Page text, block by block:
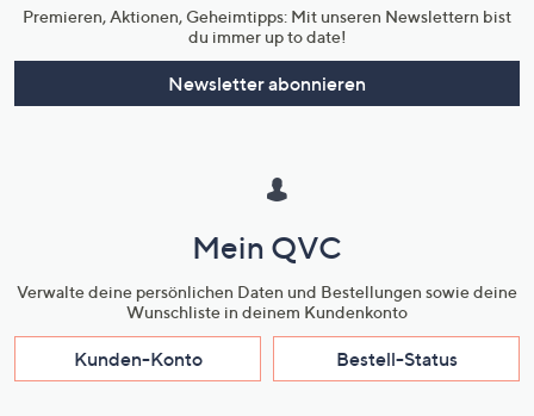
Premieren, Aktionen, Geheimtipps: Mit unseren Newslettern bist
du immer up to date!
Newsletter abonnieren
Mein QVC
Verwalte deine persönlichen Daten und Bestellungen sowie deine
Wunschliste in deinem Kundenkonto
Kunden-Konto Bestell-Status